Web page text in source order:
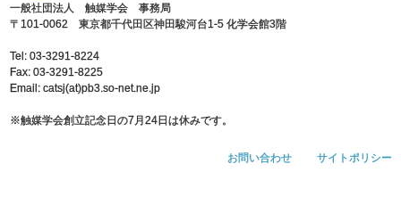
⼀般社団法⼈ 触媒学会 事務局
〒101-0062 東京都千代⽥区神⽥駿河台1-5 化学会館3階
Tel: 03-3291-8224
Fax: 03-3291-8225
Email: catsj(at)pb3.so-net.ne.jp
※触媒学会創⽴記念⽇の7⽉24⽇は休みです。
お問い合わせ サイトポリシー